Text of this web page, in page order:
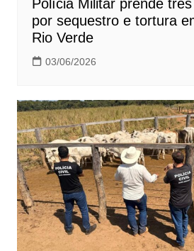
Polícia Militar prende
por sequestro e tortura
Rio Verde
03/06/2026